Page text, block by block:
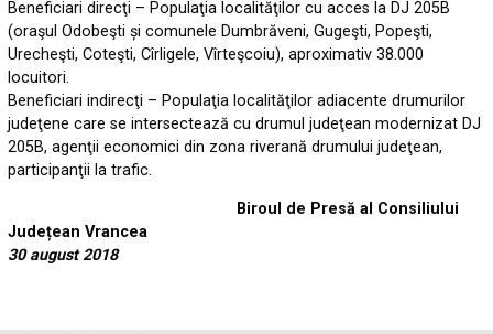
Beneficiari direcţi – Populaţia localităţilor cu acces la DJ 205B
(oraşul Odobeşti și comunele Dumbrăveni, Gugeşti, Popeşti,
Urecheşti, Coteşti, Cîrligele, Vîrteşcoiu), aproximativ 38.000
locuitori.
Beneficiari indirecţi – Populaţia localităţilor adiacente drumurilor
judeţene care se intersectează cu drumul judeţean modernizat DJ
205B, agenţii economici din zona riverană drumului judeţean,
participanţii la trafic.
Biroul de Presă al Consiliului
Județean Vrancea
30 august 2018